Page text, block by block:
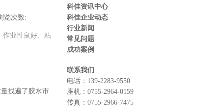
览次数:
作业性良好、粘
找遍了胶水市
科佳资讯中心
科佳企业动态
行业新闻
常见问题
成功案例
联系我们
电话： 139-2283-9550
座机： 0755-2964-0159
传真： 0755-2966-7475